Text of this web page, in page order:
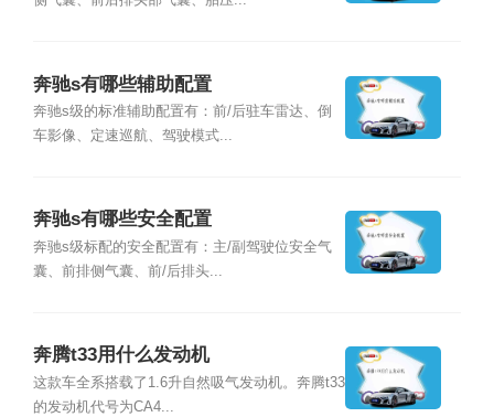
奔驰s有哪些辅助配置
奔驰s级的标准辅助配置有：前/后驻车雷达、倒
车影像、定速巡航、驾驶模式...
奔驰s有哪些安全配置
奔驰s级标配的安全配置有：主/副驾驶位安全气
囊、前排侧气囊、前/后排头...
奔腾t33用什么发动机
这款车全系搭载了1.6升自然吸气发动机。奔腾t33
的发动机代号为CA4...